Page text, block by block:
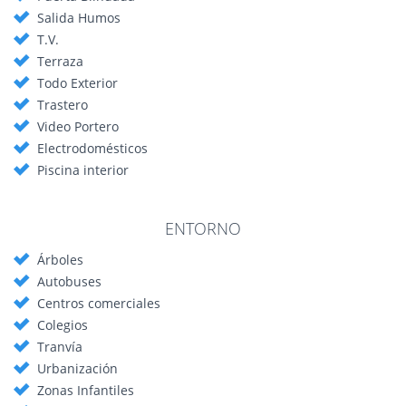
Salida Humos
T.V.
Terraza
Todo Exterior
Trastero
Video Portero
Electrodomésticos
Piscina interior
ENTORNO
Árboles
Autobuses
Centros comerciales
Colegios
Tranvía
Urbanización
Zonas Infantiles